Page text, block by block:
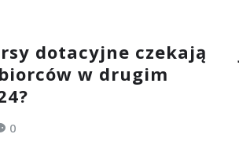
dotacyjne czekają
w drugim
0